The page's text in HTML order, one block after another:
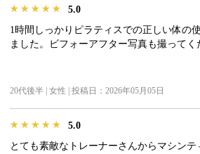
★★★★★
★★★★★
★★★★★
5.0
1時間しっかりピラティスでの正しい体の
ました。ビフォーアフター写真も撮ってく
20代後半 | 女性 | 投稿日：2026年05月05日
★★★★★
★★★★★
★★★★★
5.0
とても素敵なトレーナーさんからマシン